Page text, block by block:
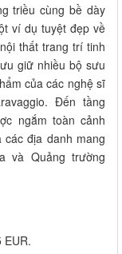
triều cùng bề dày
ví dụ tuyệt đẹp về
thất trang trí tinh
giữ nhiều bộ sưu
của các nghệ sĩ
Đến tầng
ngắm toàn cảnh
địa danh mang
và Quảng trường
EUR.